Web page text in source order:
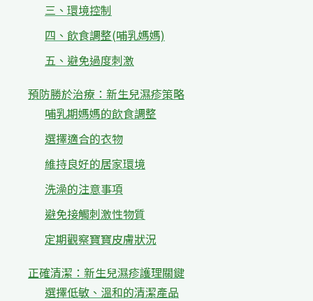
三、環境控制
四、飲食調整(哺乳媽媽)
五、避免過度刺激
預防勝於治療：新生兒濕疹策略
哺乳期媽媽的飲食調整
選擇適合的衣物
維持良好的居家環境
洗澡的注意事項
避免接觸刺激性物質
定期觀察寶寶皮膚狀況
正確清潔：新生兒濕疹護理關鍵
選擇低敏、溫和的清潔產品